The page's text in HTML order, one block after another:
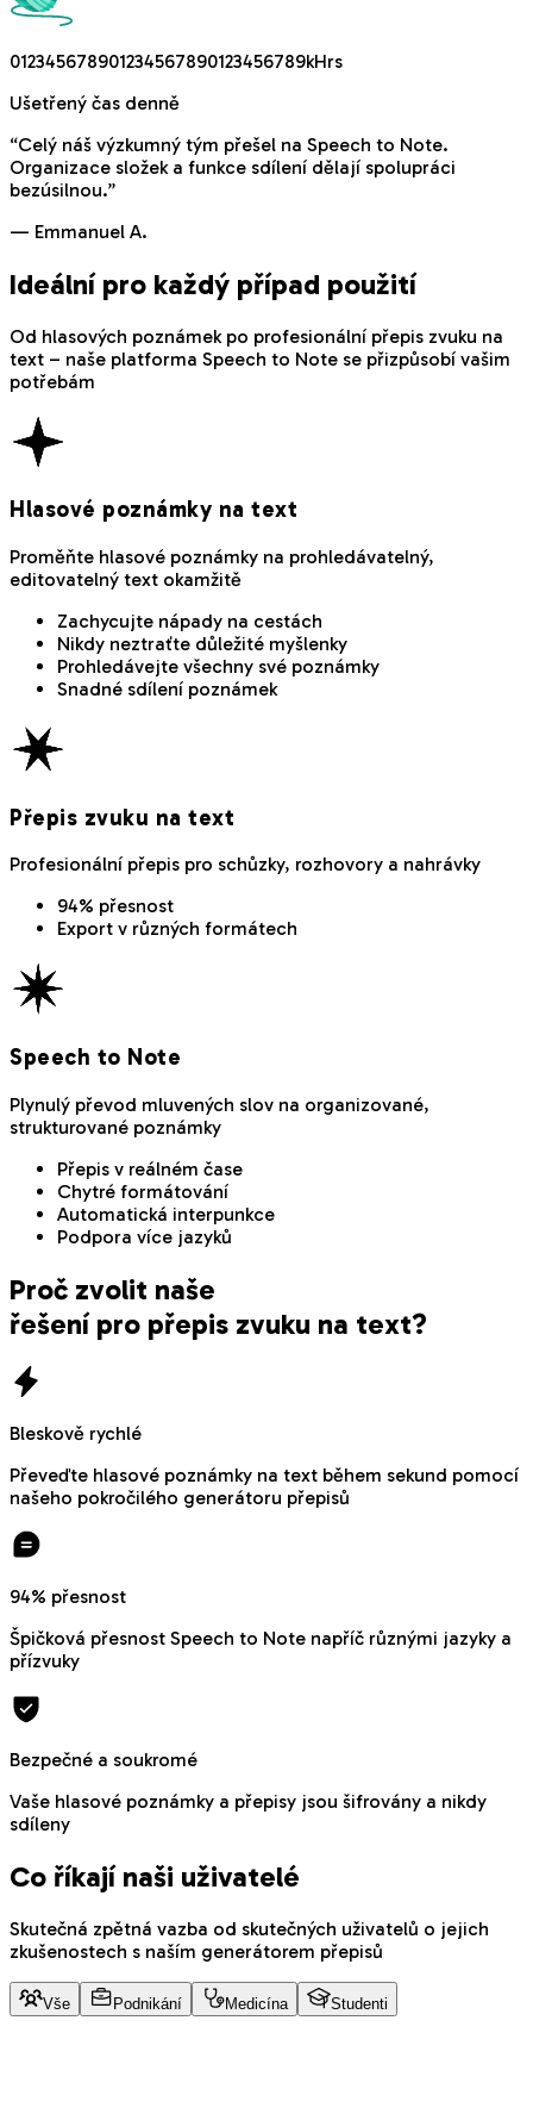
012345678901234567890123456789kHrs
Ušetřený čas denně
“Celý náš výzkumný tým přešel na Speech to Note.
Organizace složek a funkce sdílení dělají spolupráci
bezúsilnou.”
— Emmanuel A.
Ideální pro každý případ použití
Od hlasových poznámek po profesionální přepis zvuku na
text – naše platforma Speech to Note se přizpůsobí vašim
potřebám
Hlasové poznámky na text
Proměňte hlasové poznámky na prohledávatelný,
editovatelný text okamžitě
Zachycujte nápady na cestách
Nikdy neztraťte důležité myšlenky
Prohledávejte všechny své poznámky
Snadné sdílení poznámek
Přepis zvuku na text
Profesionální přepis pro schůzky, rozhovory a nahrávky
94% přesnost
Export v různých formátech
Speech to Note
Plynulý převod mluvených slov na organizované,
strukturované poznámky
Přepis v reálném čase
Chytré formátování
Automatická interpunkce
Podpora více jazyků
Proč zvolit naše
řešení pro přepis zvuku na text?
Bleskově rychlé
Převeďte hlasové poznámky na text během sekund pomocí
našeho pokročilého generátoru přepisů
94% přesnost
Špičková přesnost Speech to Note napříč různými jazyky a
přízvuky
Bezpečné a soukromé
Vaše hlasové poznámky a přepisy jsou šifrovány a nikdy
sdíleny
Co říkají naši uživatelé
Skutečná zpětná vazba od skutečných uživatelů o jejich
zkušenostech s naším generátorem přepisů
Vše Podnikání Medicína Studenti